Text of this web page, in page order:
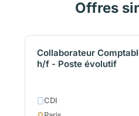
Offres
Collaborateur
h/f - Poste évolutif
CDI